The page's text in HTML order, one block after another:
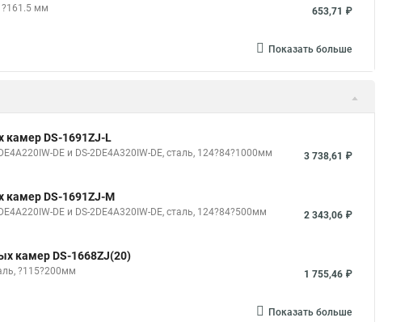
мм 653,71 ₽
Показать больше
камер DS-1691ZJ-L
DE и DS-2DE4A320IW-DE, сталь, 124?84?1000мм 3 738,61 ₽
камер DS-1691ZJ-M
DE и DS-2DE4A320IW-DE, сталь, 124?84?500мм 2 343,06 ₽
камер DS-1668ZJ(20)
?115?200мм 1 755,46 ₽
Показать больше